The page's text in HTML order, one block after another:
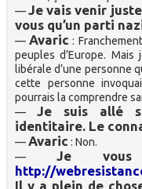
—Je vais venir
vous qu’un parti
—Avaric :
peuples d’Europe.
libérale d’une personne
cette personne
pourrais la comprendre
— Je suis allé
identitaire. Le
—Avaric : Non.
— Je vous
http://
Il y a plein de